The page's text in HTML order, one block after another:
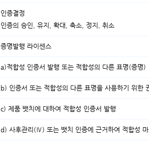
인증결정
인증의 승인, 유지, 확대, 축소, 정지, 취소
증명발행 라이센스
a)적합성 인증서 발행 또는 적합성의 다른 표명(증명)
b) 인증서 또는 적합성의 다른 표명을 사용하기 위한
c) 제품 뱃치에 대하여 적합성 인증서 발행
d) 사후관리(Ⅳ) 또는 뱃치 인증에 근거하여 적합성